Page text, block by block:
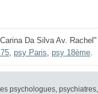
Da Silva Av.
, psy Paris, psy 18ème.
psychologues,